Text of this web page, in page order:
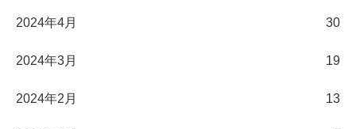
2024年4月 30
2024年3月 19
2024年2月 13